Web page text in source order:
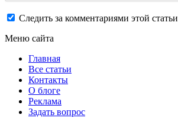
Следить за комментариями этой статьи
Меню сайта
Главная
Все статьи
Контакты
О блоге
Реклама
Задать вопрос